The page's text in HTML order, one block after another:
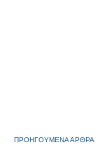
ΠΡΟΗΓΟΥΜΕΝΑ ΑΡΘΡΑ